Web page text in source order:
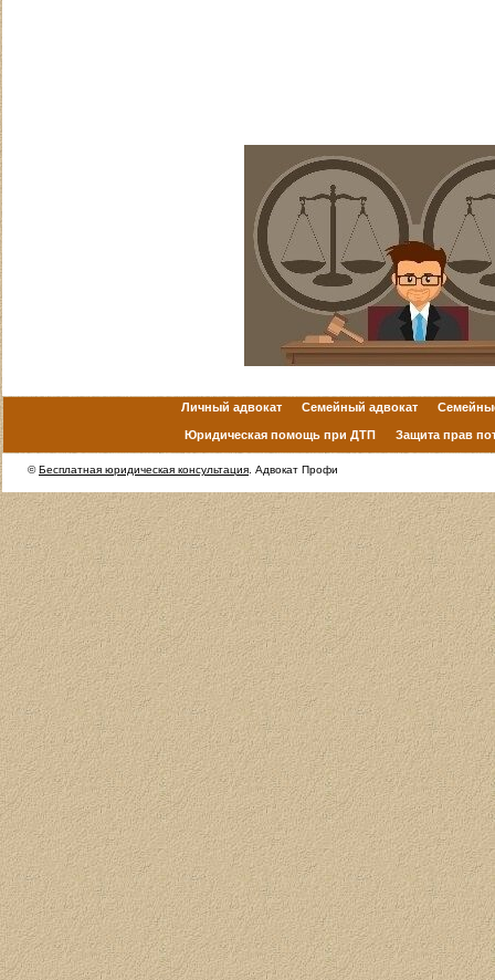
Личный адвокат Семейный адвокат
Юридическая помощь при ДТП Защита прав
©Бесплатная юридическая консультация . Адвокат Профи